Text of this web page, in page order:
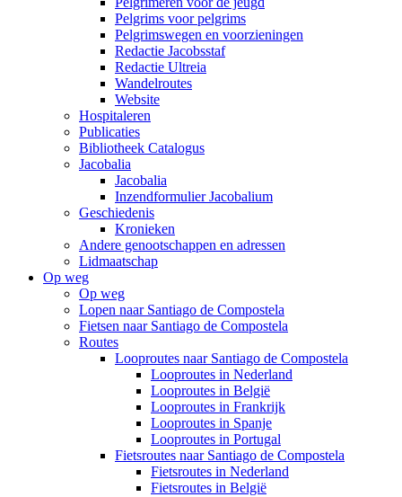
Pelgrims voor pelgrims
Pelgrimswegen en voorzieningen
Redactie Jacobsstaf
Redactie Ultreia
Wandelroutes
Website
Hospitaleren
Publicaties
Bibliotheek Catalogus
Jacobalia
Jacobalia
Inzendformulier Jacobalium
Geschiedenis
Kronieken
Andere genootschappen en adressen
Lidmaatschap
Op weg
Op weg
Lopen naar Santiago de Compostela
Fietsen naar Santiago de Compostela
Routes
Looproutes naar Santiago de Compostela
Looproutes in Nederland
Looproutes in België
Looproutes in Frankrijk
Looproutes in Spanje
Looproutes in Portugal
Fietsroutes naar Santiago de Compostela
Fietsroutes in Nederland
Fietsroutes in België